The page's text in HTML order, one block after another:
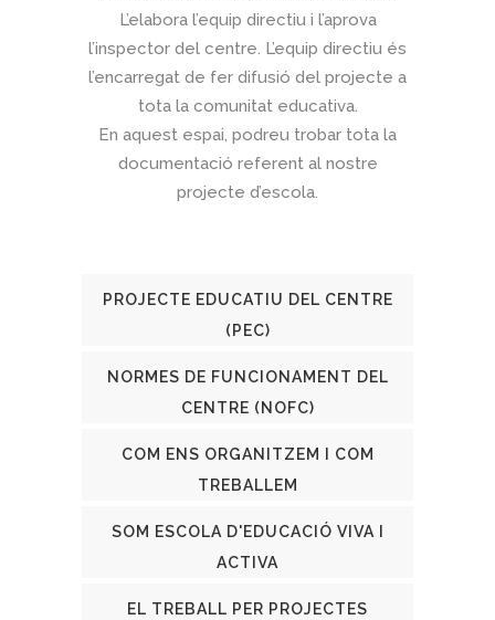
L’elabora l’equip directiu i l’aprova
l’inspector del centre. L’equip directiu és
l’encarregat de fer difusió del projecte a
tota la comunitat educativa.
En aquest espai, podreu trobar tota la
documentació referent al nostre
projecte d’escola.
PROJECTE EDUCATIU DEL CENTRE
(PEC)
NORMES DE FUNCIONAMENT DEL
CENTRE (NOFC)
COM ENS ORGANITZEM I COM
TREBALLEM
SOM ESCOLA D'EDUCACIÓ VIVA I
ACTIVA
EL TREBALL PER PROJECTES